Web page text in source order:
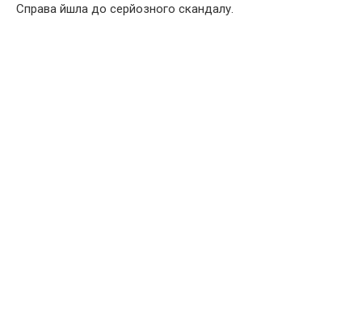
Справа йшла до серйозного скандалу.